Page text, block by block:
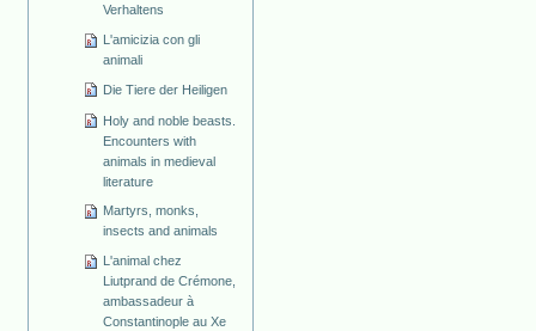
Verhaltens
L'amicizia con gli
animali
Die Tiere der Heiligen
Holy and noble beasts.
Encounters with
animals in medieval
literature
Martyrs, monks,
insects and animals
L'animal chez
Liutprand de Crémone,
ambassadeur à
Constantinople au Xe